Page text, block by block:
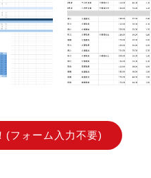
(フォーム入力不要)